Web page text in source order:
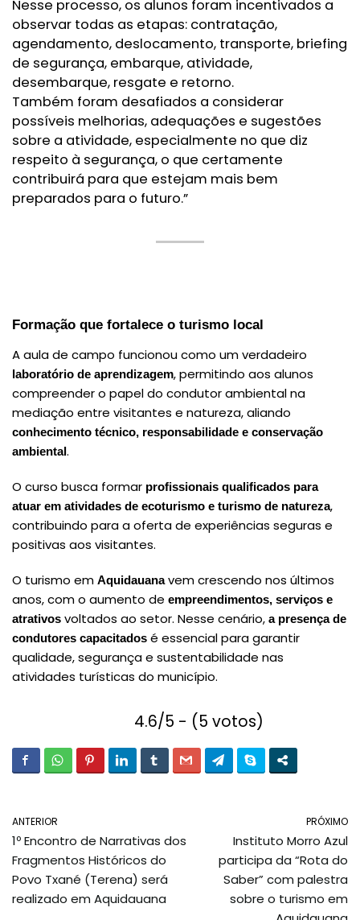
Nesse processo, os alunos foram incentivados a
observar todas as etapas: contratação,
agendamento, deslocamento, transporte, briefing
de segurança, embarque, atividade,
desembarque, resgate e retorno.
Também foram desafiados a considerar
possíveis melhorias, adequações e sugestões
sobre a atividade, especialmente no que diz
respeito à segurança, o que certamente
contribuirá para que estejam mais bem
preparados para o futuro.”
Formação que fortalece o turismo local
A aula de campo funcionou como um verdadeiro
laboratório de aprendizagem, permitindo aos alunos
compreender o papel do condutor ambiental na
mediação entre visitantes e natureza, aliando
conhecimento técnico, responsabilidade e conservação
ambiental.
O curso busca formar profissionais qualificados para
atuar em atividades de ecoturismo e turismo de natureza,
contribuindo para a oferta de experiências seguras e
positivas aos visitantes.
O turismo em Aquidauanavem crescendo nos últimos
anos, com o aumento de empreendimentos, serviços e
atrativos voltados ao setor. Nesse cenário, a presença de
condutores capacitados é essencial para garantir
qualidade, segurança e sustentabilidade nas
atividades turísticas do município.
4.6/5 - (5 votos)
ANTERIOR
1º Encontro de Narrativas dos
Fragmentos Históricos do
Povo Txané (Terena) será
realizado em Aquidauana
PRÓXIMO
Instituto Morro Azul
participa da “Rota do
Saber” com palestra
sobre o turismo em